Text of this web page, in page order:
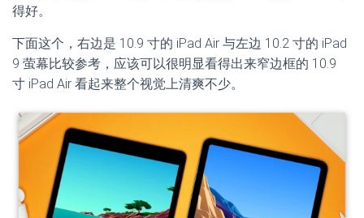
得好。
下面这个，右边是 10.9 寸的 iPad Air 与左边 10.2 寸的 iPad
9 萤幕比较参考，应该可以很明显看得出来窄边框的 10.9
寸 iPad Air 看起来整个视觉上清爽不少。